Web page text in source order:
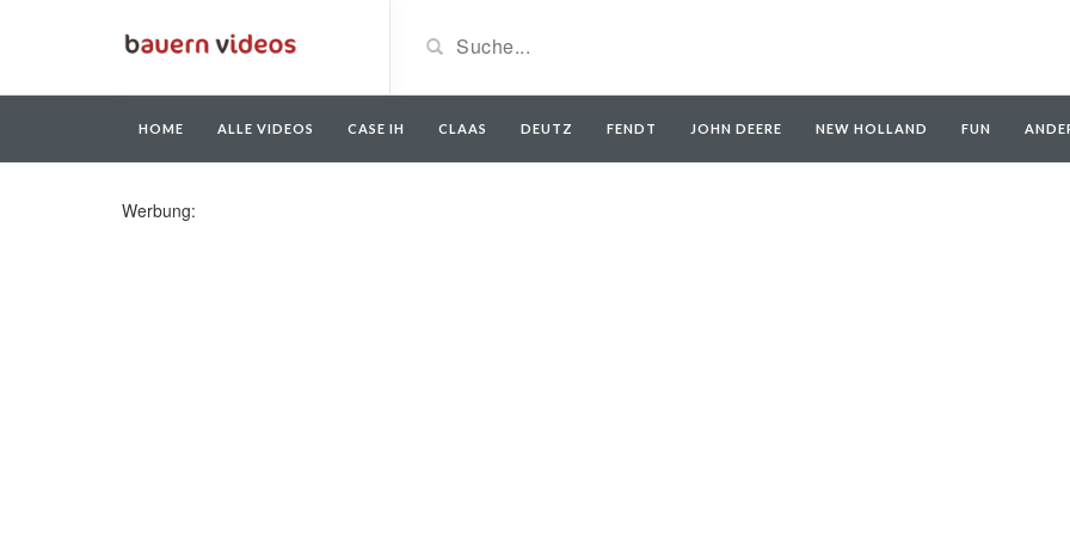
HOME ALLE VIDEOS CASE IH CLAAS DEUTZ FENDT JOHN DEERE NEW HOLLAND FUN
Werbung: